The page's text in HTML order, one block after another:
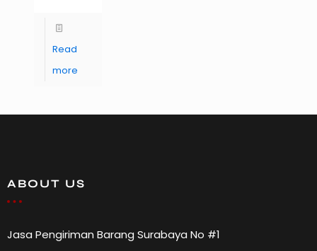
Read
more
ABOUT US
Jasa Pengiriman Barang Surabaya No #1